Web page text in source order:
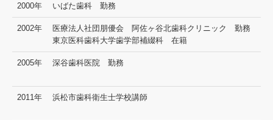
2000年 いばた歯科 勤務
2002年
医療法人社団朋優会 阿佐ヶ谷北歯科クリニック 勤務
東京医科歯科大学歯学部補綴科 在籍
2005年 深谷歯科医院 勤務
2011年 浜松市歯科衛生士学校講師